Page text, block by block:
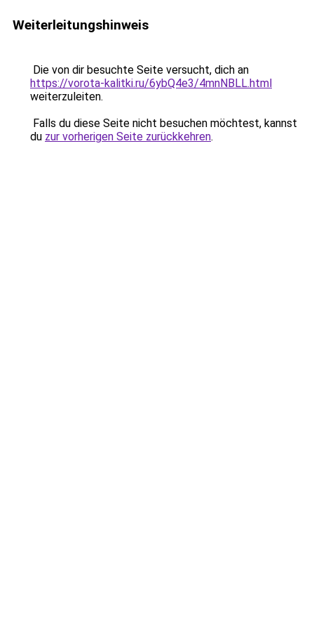
Weiterleitungshinweis
Die von dir besuchte Seite versucht, dich an
https://vorota-kalitki.ru/6ybQ4e3/4mnNBLL.html
weiterzuleiten.
Falls du diese Seite nicht besuchen möchtest, kannst
du zur vorherigen Seite zurückkehren.